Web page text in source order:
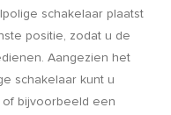
schakelaar plaatst
positie, zodat u de
Aangezien het
schakelaar kunt u
bijvoorbeeld een